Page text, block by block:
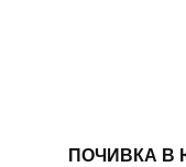
ПОЧИВКА В